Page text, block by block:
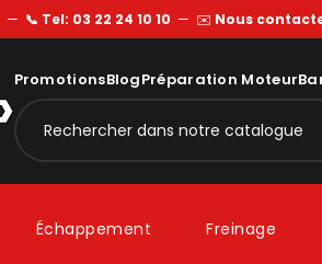
— 📞 Tel: 03 22 24 10 10 — ✉️ Nous
PromotionsBlogPréparation Moteur
Échappement Freinage